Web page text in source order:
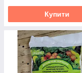
Купити